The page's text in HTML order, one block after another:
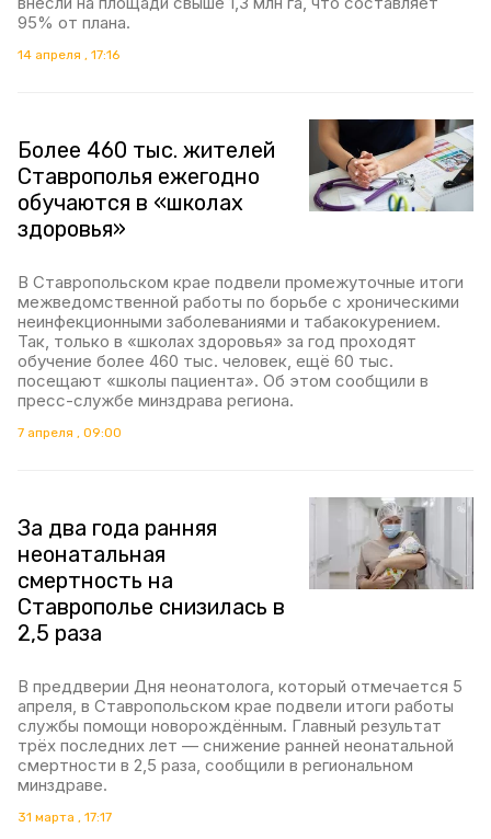
95% от плана.
14 апреля , 17:16
Более 460 тыс. жителей
Ставрополья ежегодно
обучаются в «школах
здоровья»
В Ставропольском крае подвели промежуточные итоги
межведомственной работы по борьбе с хроническими
неинфекционными заболеваниями и табакокурением.
Так, только в «школах здоровья» за год проходят
обучение более 460 тыс. человек, ещё 60 тыс.
посещают «школы пациента». Об этом сообщили в
пресс-службе минздрава региона.
7 апреля , 09:00
За два года ранняя
неонатальная
смертность на
Ставрополье снизилась в
2,5 раза
В преддверии Дня неонатолога, который отмечается 5
апреля, в Ставропольском крае подвели итоги работы
службы помощи новорождённым. Главный результат
трёх последних лет — снижение ранней неонатальной
смертности в 2,5 раза, сообщили в региональном
минздраве.
31 марта , 17:17